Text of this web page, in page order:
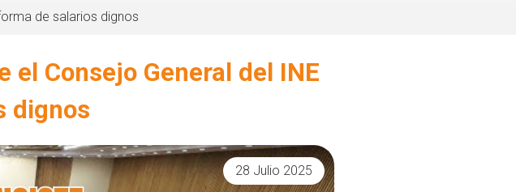
de salarios dignos
Consejo General del INE
dignos
28 Julio 2025